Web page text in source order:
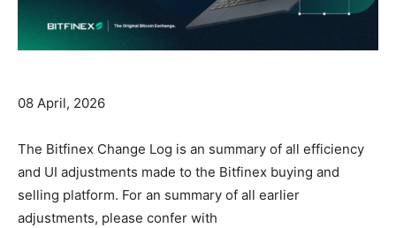
08 April, 2026
The Bitfinex Change Log is an summary of all efficiency
and UI adjustments made to the Bitfinex buying and
selling platform. For an summary of all earlier
adjustments, please confer with